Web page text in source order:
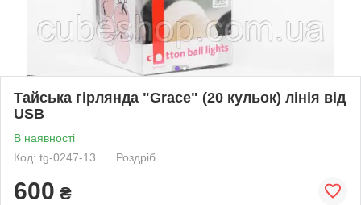
Тайська гірлянда "Grace" (20 кульок) лінія від
USB
В наявності
Код: tg-0247-13
Роздріб
600 ₴